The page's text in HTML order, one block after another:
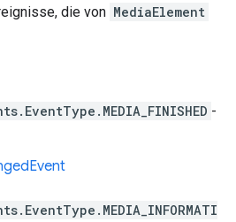
die von MediaElement
-
Event